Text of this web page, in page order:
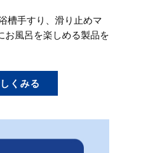
槽手すり、滑り止めマ
お風呂を楽しめる製品を
くみる